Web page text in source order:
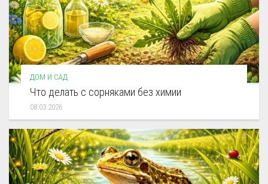
ДОМ И САД
Что делать с сорняками без химии
08.03.2026